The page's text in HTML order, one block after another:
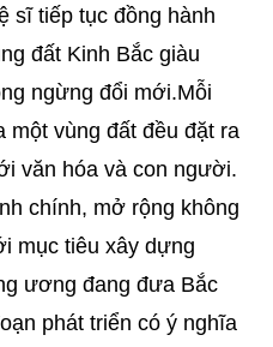
sĩ tiếp tục đồng hành
đất Kinh Bắc giàu
ngừng đổi mới.Mỗi
một vùng đất đều đặt ra
văn hóa và con người.
chính, mở rộng không
mục tiêu xây dựng
ương đang đưa Bắc
phát triển có ý nghĩa